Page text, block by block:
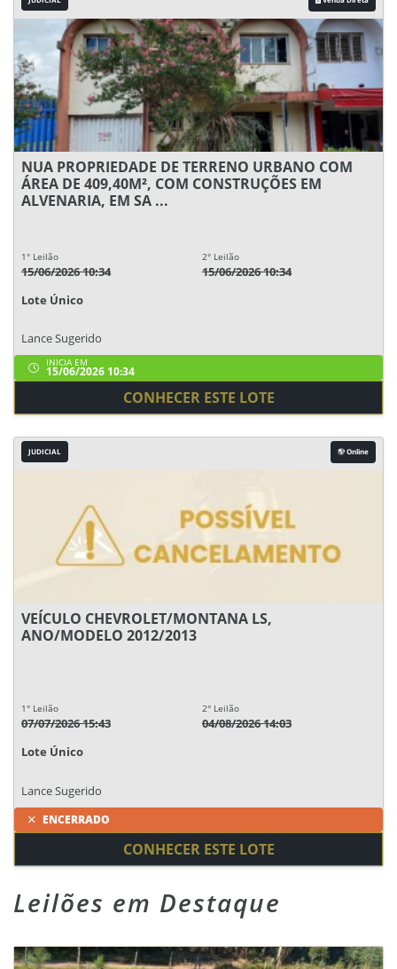
NUA PROPRIEDADE DE TERRENO URBANO COM
ÁREA DE 409,40M², COM CONSTRUÇÕES EM
ALVENARIA, EM SA ...
1° Leilão
15/06/2026 10:34
2° Leilão
15/06/2026 10:34
Lote Único
Lance Sugerido
INICIA EM
15/06/2026 10:34
CONHECER ESTE LOTE
JUDICIAL Online
VEÍCULO CHEVROLET/MONTANA LS,
ANO/MODELO 2012/2013
1° Leilão
07/07/2026 15:43
2° Leilão
04/08/2026 14:03
Lote Único
Lance Sugerido
ENCERRADO
CONHECER ESTE LOTE
Leilões em Destaque